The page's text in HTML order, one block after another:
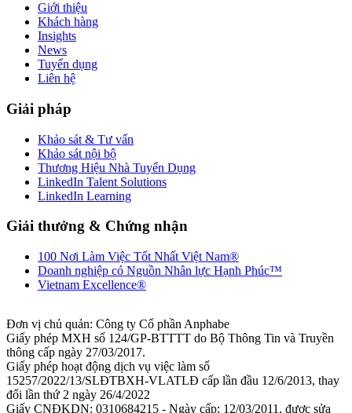
Giới thiệu
Khách hàng
Insights
News
Tuyển dụng
Liên hệ
Giải pháp
Khảo sát & Tư vấn
Khảo sát nội bộ
Thương Hiệu Nhà Tuyển Dụng
LinkedIn Talent Solutions
LinkedIn Learning
Giải thưởng & Chứng nhận
100 Nơi Làm Việc Tốt Nhất Việt Nam®
Doanh nghiệp có Nguồn Nhân lực Hạnh Phúc™
Vietnam Excellence®
Đơn vị chủ quản: Công ty Cổ phần Anphabe
Giấy phép MXH số 124/GP-BTTTT do Bộ Thông Tin và Truyền
thông cấp ngày 27/03/2017.
Giấy phép hoạt động dịch vụ việc làm số
15257/2022/13/SLĐTBXH-VLATLĐ cấp lần đầu 12/6/2013, thay
đổi lần thứ 2 ngày 26/4/2022
Giấy CNĐKDN: 0310684215 - Ngày cấp: 12/03/2011, được sửa